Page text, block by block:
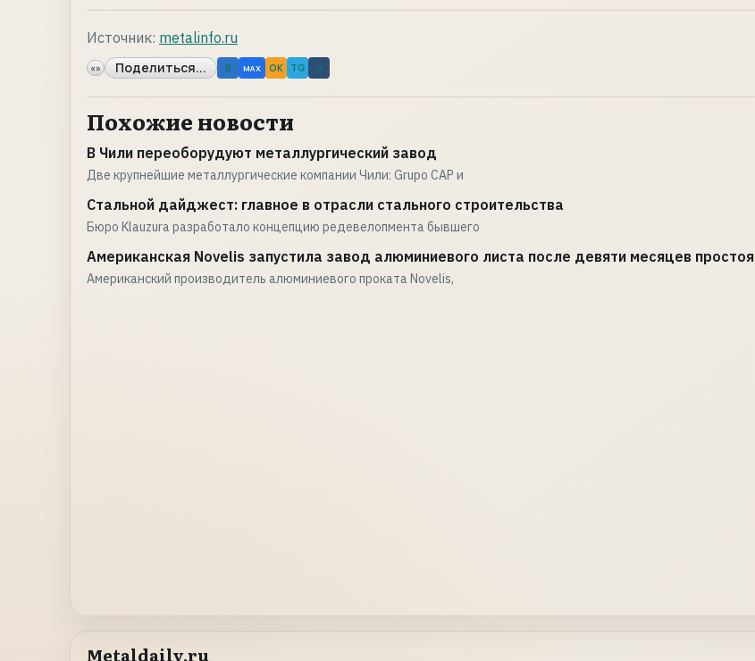
Источник: metalinfo.ru
«» Поделиться... B MAX OK TG ↗
Похожие новости
В Чили переоборудуют металлургический завод
Две крупнейшие металлургические компании Чили: Grupo CAP и
Стальной дайджест: главное в отрасли стального строительства
Бюро Klauzura разработало концепцию редевелопмента бывшего
Американская Novelis запустила завод алюминиевого листа после девяти месяцев простоя
Американский производитель алюминиевого проката Novelis,
Metaldaily.ru